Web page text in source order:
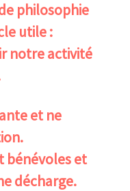
philosophie
utile :
notre activité
et ne
bénévoles et
décharge.